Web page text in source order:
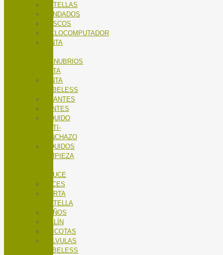
BOTELLAS
CANDADOS
CASCOS
CICLOCOMPUTADOR
CINTA
MANUBRIOS
RUTA
CINTA
TUBELESS
GUANTES
LENTES
LÍQUIDO
ANTI-
PINCHAZO
LÍQUIDOS
LIMPIEZA
SAUCE
LUCES
PORTA
BOTELLA
PUÑOS
SILLÍN
TRICOTAS
VALVULAS
TUBELESS